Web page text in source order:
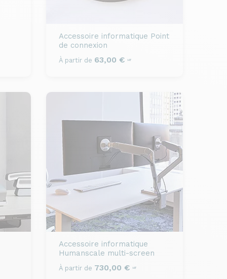
Accessoire informatique Point
de connexion
À partir de 63,00 € HT
Accessoire informatique
Humanscale multi-screen
À partir de 730,00 € HT